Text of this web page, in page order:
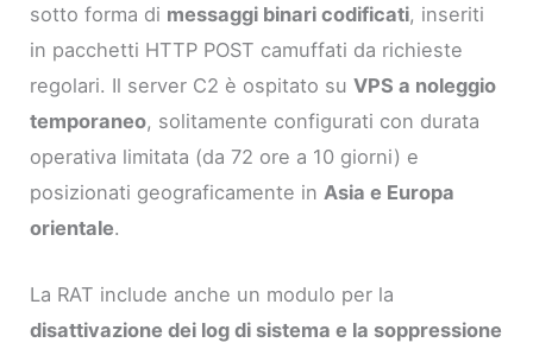
sotto forma di messaggi binari codificati, inseriti
in pacchetti HTTP POST camuffati da richieste
regolari. Il server C2 è ospitato suVPS a noleggio
temporaneo, solitamente configurati con durata
operativa limitata (da 72 ore a 10 giorni) e
posizionati geograficamente in Asia e Europa
orientale.
La RAT include anche un modulo per la
disattivazione dei log di sistema e la soppressione